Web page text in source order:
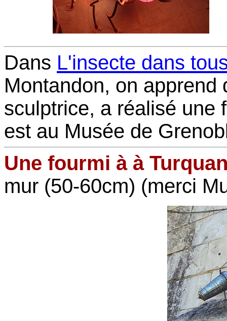
Dans L'insecte dans
Montandon, on apprend
sculptrice, a réalisé une
est au Musée de
Une fourmi à à
mur (50-60cm) (merci